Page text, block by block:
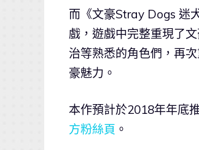
而《文豪Stray Dogs 迷
戲，遊戲中完整重現了
治等熟悉的角色們，再
豪魅力。
本作預計於2018年年底
方粉絲頁 。